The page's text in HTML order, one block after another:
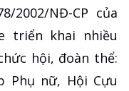
2002/NĐ-CP của
triển khai nhiều
hội, đoàn thể:
Phụ nữ, Hội Cựu